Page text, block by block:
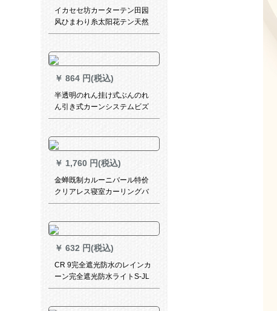
イカセセ坊カーターテン田园
风ひまわり糸太阳花テン天然
素材刺繍断热ベロダンレシリ
高パンチ式可改高さ
￥ 864 円(税込)
半透明のれん挂け式ぶんのれ
ん引き式カーンシステムビズ
のレオン·フス遮热遮光ローカ
ィン任意サイズ连络サービズ
￥ 1,760 円(税込)
金蝉既制カルーニバール特价
クリアレス寝室カーリングバ
ック邮送遮光カーターターカ
高2.6-ダブルオープSフォーク
￥ 632 円(税込)
CR 9完全遮光防水のレインカ
ーン完全遮光防水ライトS-JL
24-349